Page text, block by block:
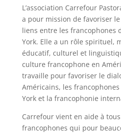
L’association Carrefour
a pour mission de favoriser
liens entre les francophones
York. Elle a un rôle spirituel,
éducatif, culturel et
culture francophone en
travaille pour favoriser le
Américains, les
York et la francophonie
Carrefour vient en aide à
francophones qui pour